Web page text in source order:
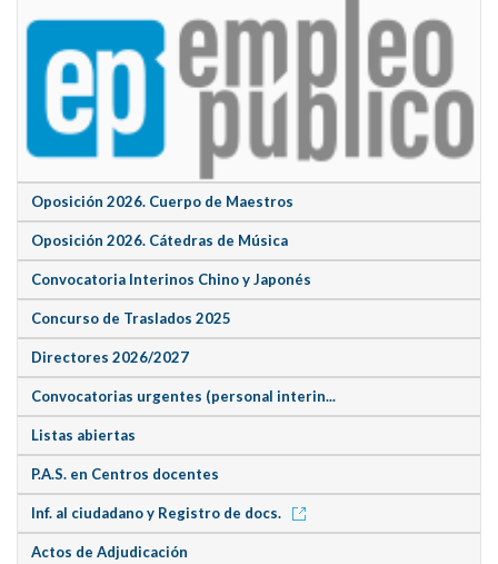
Oposición 2026. Cuerpo de Maestros
Oposición 2026. Cátedras de Música
Convocatoria Interinos Chino y Japonés
Concurso de Traslados 2025
Directores 2026/2027
Convocatorias urgentes (personal interin...
Listas abiertas
P.A.S. en Centros docentes
Inf. al ciudadano y Registro de docs.
Actos de Adjudicación